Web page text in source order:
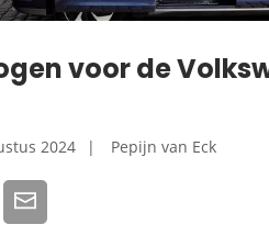
voor de
2024 Pepijn van Eck